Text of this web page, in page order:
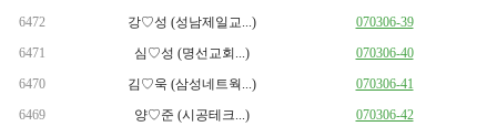
6472
강♡성 (성남제일교...)
070306-39
6471
심♡성 (명선교회...)
070306-40
6470
김♡욱 (삼성네트웍...)
070306-41
6469
양♡준 (시공테크...)
070306-42